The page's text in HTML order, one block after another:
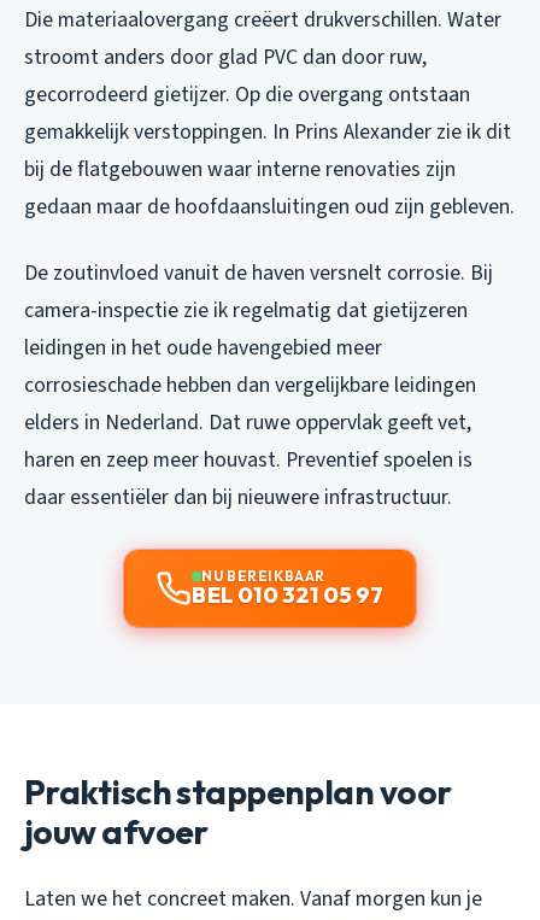
Die materiaalovergang creëert drukverschillen. Water
stroomt anders door glad PVC dan door ruw,
gecorrodeerd gietijzer. Op die overgang ontstaan
gemakkelijk verstoppingen. In Prins Alexander zie ik dit
bij de flatgebouwen waar interne renovaties zijn
gedaan maar de hoofdaansluitingen oud zijn gebleven.
De zoutinvloed vanuit de haven versnelt corrosie. Bij
camera-inspectie zie ik regelmatig dat gietijzeren
leidingen in het oude havengebied meer
corrosieschade hebben dan vergelijkbare leidingen
elders in Nederland. Dat ruwe oppervlak geeft vet,
haren en zeep meer houvast. Preventief spoelen is
daar essentiëler dan bij nieuwere infrastructuur.
NU BEREIKBAAR
BEL 010 321 05 97
Praktisch stappenplan voor
jouw afvoer
Laten we het concreet maken. Vanaf morgen kun je